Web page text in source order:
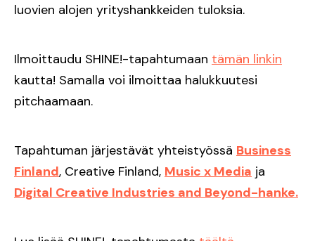
luovien alojen yrityshankkeiden tuloksia.
Ilmoittaudu SHINE!-tapahtumaan tämän linkin
kautta! Samalla voi ilmoittaa halukkuutesi
pitchaamaan.
Tapahtuman järjestävät yhteistyössä Business
Finland, Creative Finland, Music x Media ja
Digital Creative Industries and Beyond-hanke.